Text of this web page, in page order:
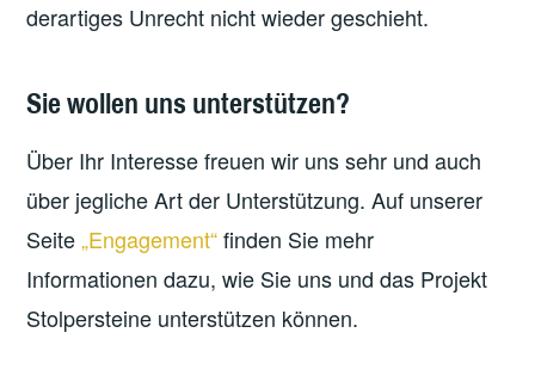
derartiges Unrecht nicht wieder geschieht.
Sie wollen uns unterstützen?
Über Ihr Interesse freuen wir uns sehr und auch
über jegliche Art der Unterstützung. Auf unserer
Seite„Engagement“finden Sie mehr
Informationen dazu, wie Sie uns und das Projekt
Stolpersteine unterstützen können.